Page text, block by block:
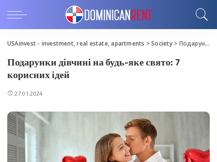
USAinvest - investment, real estate, apartments >Society> Подарунки дівчині на будь-яке свято: 7 корисних ідей
Подарунки дівчині на будь-яке свято: 7
корисних ідей
27.01.2024